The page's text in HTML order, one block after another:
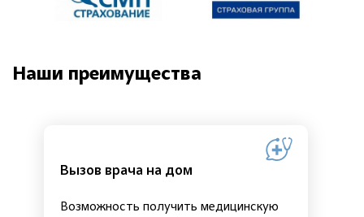
Наши преимущества
Вызов врача на дом
Возможность получить медицинскую